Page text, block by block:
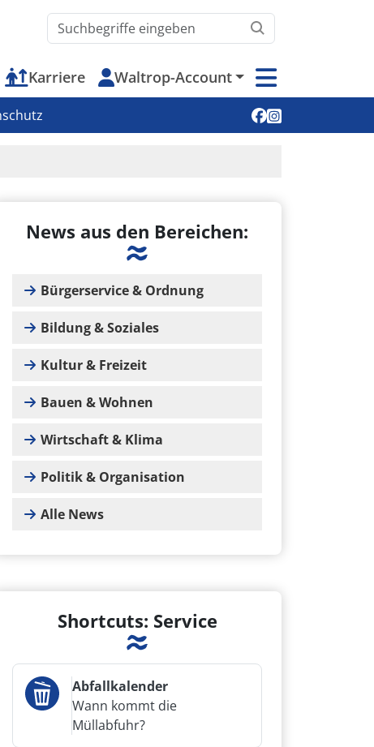
Waltrop.de durchsuchen
Karriere Waltrop-Account
Soziale Medien
News aus den Bereichen:
Bürgerservice & Ordnung
Bildung & Soziales
Kultur & Freizeit
Bauen & Wohnen
Wirtschaft & Klima
Politik & Organisation
Alle News
Shortcuts: Service
Abfallkalender
Wann kommt die
Müllabfuhr?